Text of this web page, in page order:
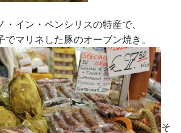
イン・ペンシリスの特産で、
マリネした豚のオーブン焼き。
そ